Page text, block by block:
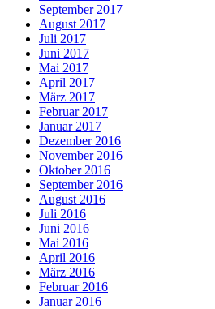
September 2017
August 2017
Juli 2017
Juni 2017
Mai 2017
April 2017
März 2017
Februar 2017
Januar 2017
Dezember 2016
November 2016
Oktober 2016
September 2016
August 2016
Juli 2016
Juni 2016
Mai 2016
April 2016
März 2016
Februar 2016
Januar 2016